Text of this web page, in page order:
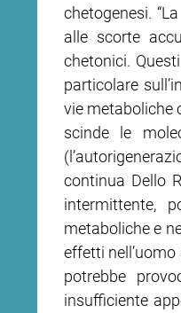
chetogenesi.
alle scorte
chetonici.
particolare
vie metaboliche
scinde le
continua Dello
intermittente,
metaboliche e
effetti
potrebbe
insufficiente